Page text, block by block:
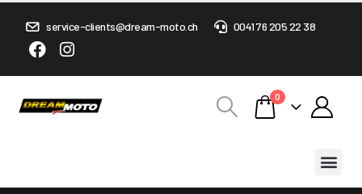
service-clients@dream-moto.ch 0041 76 205 22 38
0